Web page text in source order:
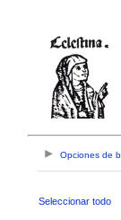
Opciones de
Seleccionar todo